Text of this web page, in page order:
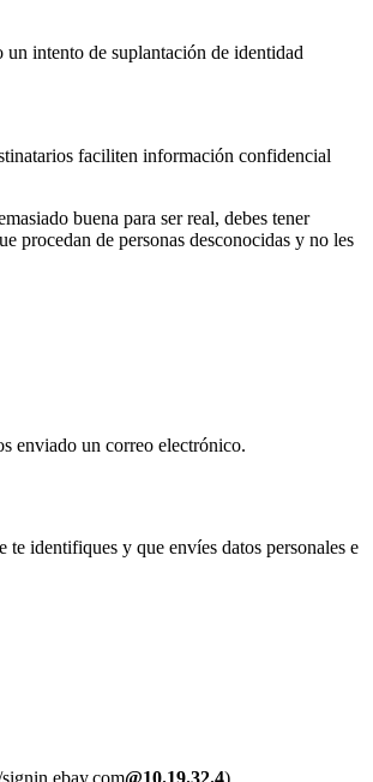
intento de suplantación de identidad
faciliten información confidencial
buena para ser real, debes tener
procedan de personas desconocidas y no les
enviado un correo electrónico.
identifiques y que envíes datos personales e
@10.19.32.4).